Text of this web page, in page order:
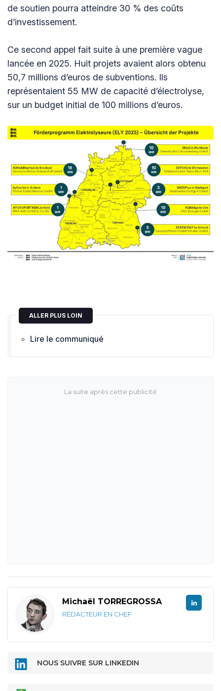
de soutien pourra atteindre 30 % des coûts
d’investissement.
Ce second appel fait suite à une première vague
lancée en 2025. Huit projets avaient alors obtenu
50,7 millions d’euros de subventions. Ils
représentaient 55 MW de capacité d’électrolyse,
sur un budget initial de 100 millions d’euros.
ALLER PLUS LOIN
Lire le communiqué
Michaël TORREGROSSA
RÉDACTEUR EN CHEF
NOUS SUIVRE SUR LINKEDIN